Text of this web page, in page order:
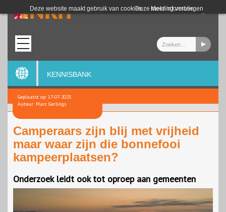
Deze website maakt gebruik van cookies. Meer informatie
Deze melding verbergen
Login
KENNISBANK
Geplaatst op: 17-07-2025
Auteur: Marc Gerlings
Camperaars zijn blij met vrijheid
maar waar zijn die bonnefooi
kampeerplaatsen?
Onderzoek leidt ook tot oproep aan gemeenten